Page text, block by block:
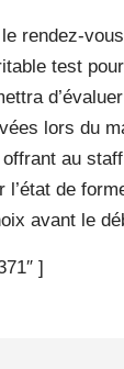
rendez-
test
lors du
offrant au
l’état de
avant le
]